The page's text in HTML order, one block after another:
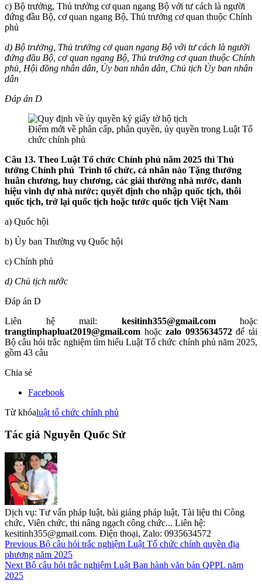
c) Bộ trưởng, Thủ trưởng cơ quan ngang Bộ với tư cách là người
đứng đầu Bộ, cơ quan ngang Bộ, Thủ trưởng cơ quan thuộc Chính
phủ
d) Bộ trưởng, Thủ trưởng cơ quan ngang Bộ với tư cách là người
đứng đầu Bộ, cơ quan ngang Bộ, Thủ trưởng cơ quan thuộc Chính
phủ, Hội đồng nhân dân, Ủy ban nhân dân, Chủ tịch Ủy ban nhân
dân
Đáp án D
Điểm mới về phân cấp, phân quyền, ủy quyền trong Luật Tổ
chức chính phủ
Câu 13. Theo Luật Tổ chức Chính phủ năm 2025 thì Thủ
tướng Chính phủ Trình tổ chức, cá nhân nào Tặng thưởng
huân chương, huy chương, các giải thưởng nhà nước, danh
hiệu vinh dự nhà nước; quyết định cho nhập quốc tịch, thôi
quốc tịch, trở lại quốc tịch hoặc tước quốc tịch Việt Nam
a) Quốc hội
b) Ủy ban Thường vụ Quốc hội
c) Chính phủ
d) Chủ tịch nước
Đáp án D
Liên hệ mail: kesitinh355@gmail.comhoặc
trangtinphapluat2019@gmail.com hoặczalo 0935634572để tải
Bộ câu hỏi trắc nghiệm tìm hiểu Luật Tổ chức chính phủ năm 2025,
gồm 43 câu
Chia sẻ
Facebook
Từ khóaluật tổ chức chính phủ
Tác giả Nguyễn Quốc Sử
Dịch vụ: Tư vấn pháp luật, bài giảng pháp luật, Tài liệu thi Công
chức, Viên chức, thi nâng ngạch công chức... Liên hệ:
kesitinh355@gmail.com. Điện thoại, Zalo: 0935634572
Previous Bộ câu hỏi trắc nghiệm Luật Tổ chức chính quyền địa
phương năm 2025
Next Bộ câu hỏi trắc nghiệm Luật Ban hành văn bản QPPL năm
2025